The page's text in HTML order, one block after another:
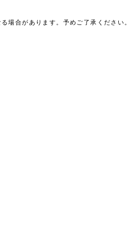
場合があります。予めご了承ください。